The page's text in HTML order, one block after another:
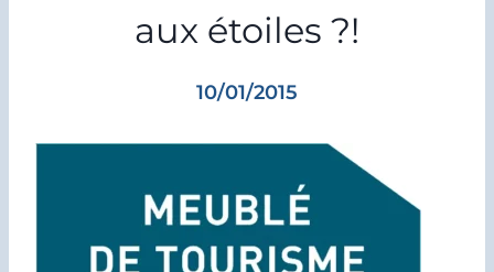
aux étoiles ?!
10/01/2015